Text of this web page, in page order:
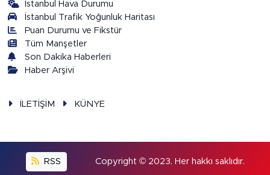
İstanbul Hava Durumu
İstanbul Trafik Yoğunluk Haritası
Puan Durumu ve Fikstür
Tüm Manşetler
Son Dakika Haberleri
Haber Arşivi
İLETİŞİM KÜNYE
RSS Copyright © 2023. Her hakkı saklıdır.